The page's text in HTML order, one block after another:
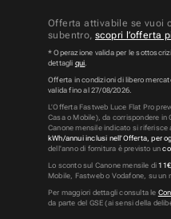
Offerta attivabile se vuoi
subentro,scopri l’offerta
* Operazione valida per le
dettagli qui
Offerta in condizioni di libero
valida fino al 27/08/2026.
L’Offerta Fastweb Luce Flat Pro
Casa o Mobile), da corrispondere in
Canone mensile indicato si
kWh/annui inclusi nell’Offerta, per
dell'anno di fornitura è previsto un
Lo sconto sul Canone mensile di
Mobile, Fastweb o Vodafone, su un
Per maggiori dettagli consulta le
da parte del GSE (ai sensi della